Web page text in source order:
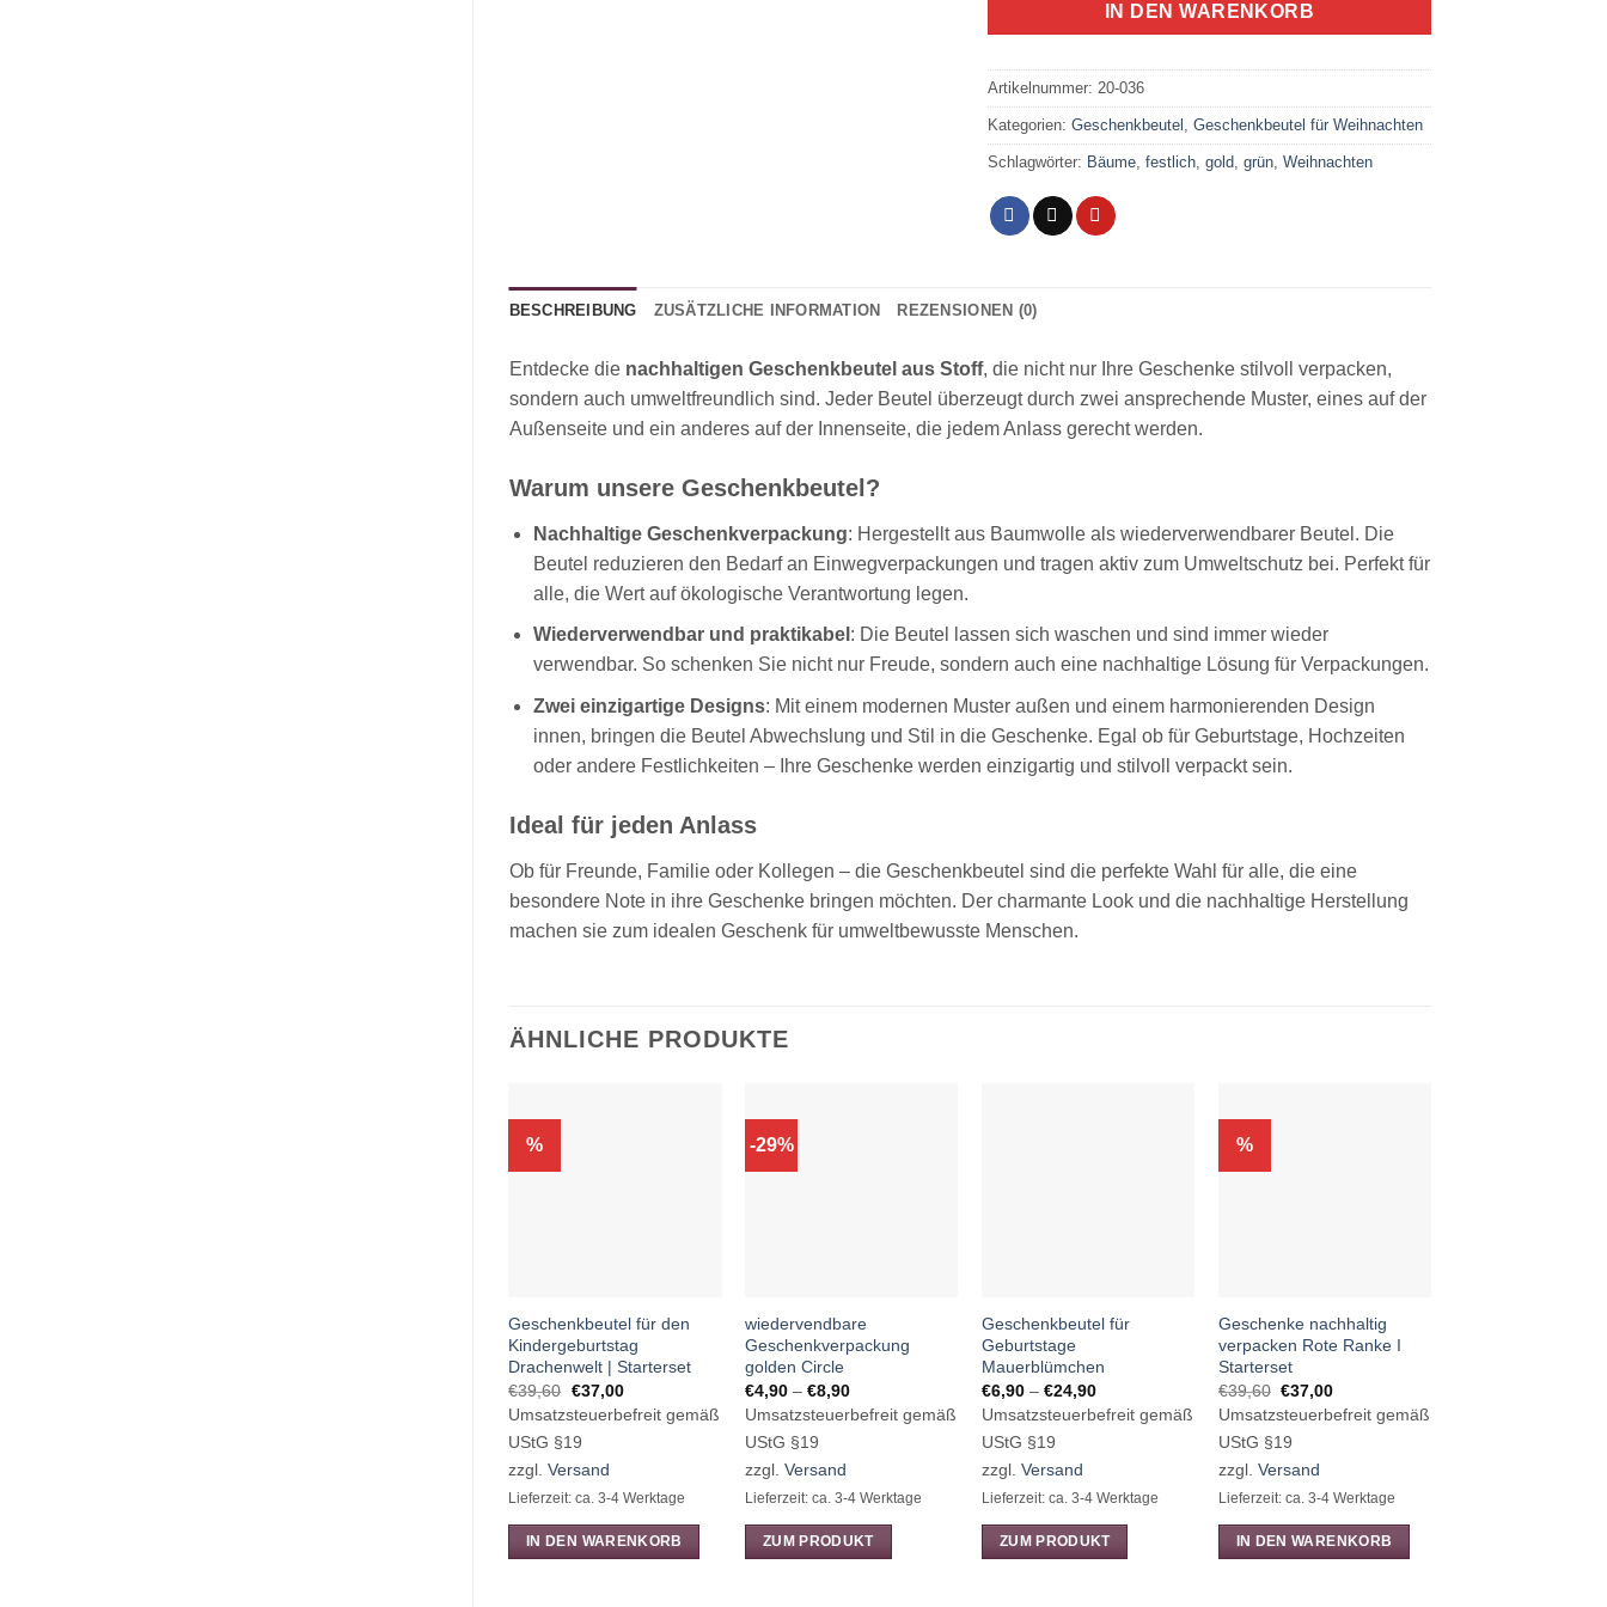
IN DEN WARENKORB
Artikelnummer: 20-036
Kategorien:Geschenkbeutel ,Geschenkbeutel für Weihnachten
Schlagwörter: Bäume ,festlich ,gold ,grün ,Weihnachten
BESCHREIBUNG ZUSÄTZLICHE INFORMATION REZENSIONEN (0)
Entdecke die nachhaltigen Geschenkbeutel aus Stoff, die nicht nur Ihre Geschenke stilvoll verpacken,
sondern auch umweltfreundlich sind. Jeder Beutel überzeugt durch zwei ansprechende Muster, eines auf der
Außenseite und ein anderes auf der Innenseite, die jedem Anlass gerecht werden.
Warum unsere Geschenkbeutel?
Nachhaltige Geschenkverpackung: Hergestellt aus Baumwolle als wiederverwendbarer Beutel. Die
Beutel reduzieren den Bedarf an Einwegverpackungen und tragen aktiv zum Umweltschutz bei. Perfekt für
alle, die Wert auf ökologische Verantwortung legen.
Wiederverwendbar und praktikabel : Die Beutel lassen sich waschen und sind immer wieder
verwendbar. So schenken Sie nicht nur Freude, sondern auch eine nachhaltige Lösung für Verpackungen.
Zwei einzigartige Designs: Mit einem modernen Muster außen und einem harmonierenden Design
innen, bringen die Beutel Abwechslung und Stil in die Geschenke. Egal ob für Geburtstage, Hochzeiten
oder andere Festlichkeiten – Ihre Geschenke werden einzigartig und stilvoll verpackt sein.
Ideal für jeden Anlass
Ob für Freunde, Familie oder Kollegen – die Geschenkbeutel sind die perfekte Wahl für alle, die eine
besondere Note in ihre Geschenke bringen möchten. Der charmante Look und die nachhaltige Herstellung
machen sie zum idealen Geschenk für umweltbewusste Menschen.
ÄHNLICHE PRODUKTE
%
Geschenkbeutel für den
Kindergeburtstag
Drachenwelt | Starterset
€39,60 Ursprünglicher
Preis
war:
€39,60
€37,00Aktueller
Preis
ist:
Umsatzsteuerbefreit gemäß
UStG §19
zzgl.Versand
Lieferzeit: ca. 3-4 Werktage
IN DEN WARENKORB
-29%
wiedervendbare
Geschenkverpackung
golden Circle
€4,90 –€8,90Preisspanne:
€4,90
bis
Umsatzsteuerbefreit gemäß
UStG §19
zzgl.Versand
Lieferzeit: ca. 3-4 Werktage
ZUM PRODUKT
Geschenkbeutel für
Geburtstage
Mauerblümchen
€6,90 –€24,90Preisspanne:
€6,90
bis
Umsatzsteuerbefreit gemäß
UStG §19
zzgl.Versand
Lieferzeit: ca. 3-4 Werktage
ZUM PRODUKT
%
Geschenke nachhaltig
verpacken Rote Ranke I
Starterset
€39,60 Ursprünglicher
Preis
war:
€39,60
€37,00Aktueller
Preis
ist:
Umsatzsteuerbefreit gemäß
UStG §19
zzgl. Versand
Lieferzeit: ca. 3-4 Werktage
IN DEN WARENKORB